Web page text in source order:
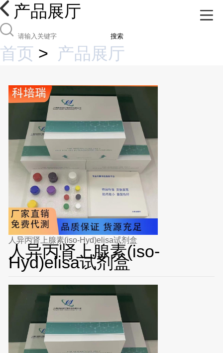
产品展厅
搜索
首页 > 产品展厅
人异丙肾上腺素(iso-Hyd)elisa试剂盒
人异丙肾上腺素(iso-
Hyd)elisa试剂盒